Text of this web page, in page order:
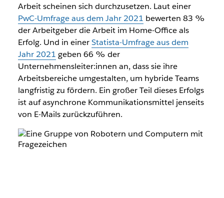
Arbeit scheinen sich durchzusetzen. Laut einer
PwC-Umfrage aus dem Jahr 2021 bewerten 83 %
der Arbeitgeber die Arbeit im Home-Office als
Erfolg. Und in einerStatista-Umfrage aus dem
Jahr 2021 geben 66 % der
Unternehmensleiter:innen an, dass sie ihre
Arbeitsbereiche umgestalten, um hybride Teams
langfristig zu fördern. Ein großer Teil dieses Erfolgs
ist auf asynchrone Kommunikationsmittel jenseits
von E-Mails zurückzuführen.